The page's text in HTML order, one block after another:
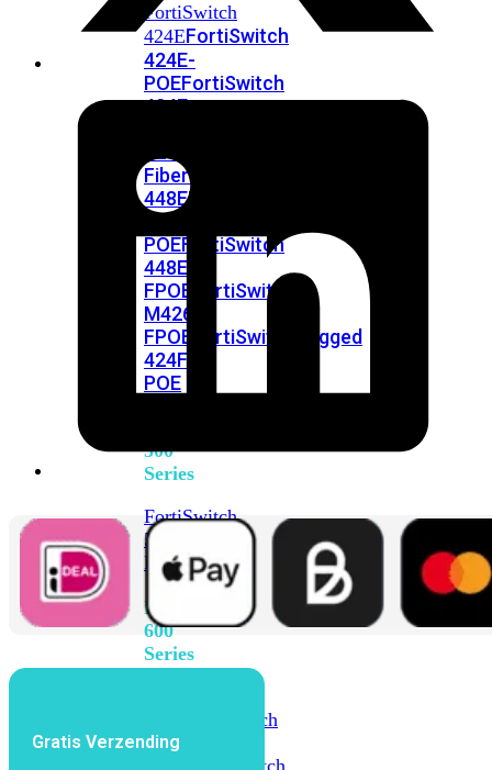
FortiSwitch
424EFortiSwitch
424E-
POEFortiSwitch
424E-
FiberFortiSwitch
448EFortiSwitch
POEFortiSwitch
448E-
FPOE
FortiSwitch
M426E-
FPOE
FortiSwitchRugged
424F-
POE
500
Series
FortiSwitch
548D-
FPOE
FortiSwitch
600
Series
FortiSwitch
624F-
FortiSwitch
Gratis Verzending